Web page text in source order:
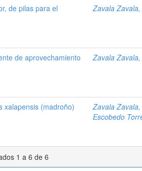
de pilas para el
Zavala
de aprovechamiento
Zavala
xalapensis (madroño) Zavala
Escobedo
1 a 6 de 6